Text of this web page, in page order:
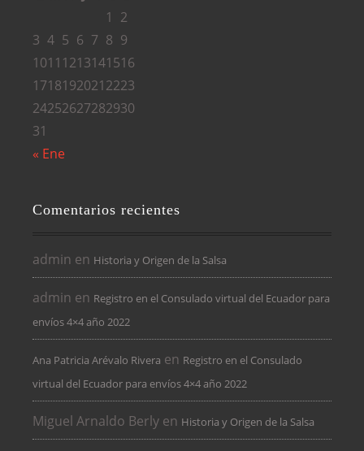
1 2
3 4 5 6 7 8 9
1011 1213141516
17181920212223
24252627282930
31
« Ene
Comentarios recientes
admin en Historia y Origen de la Salsa
admin en Registro en el Consulado virtual del Ecuador para
envíos 4×4 año 2022
Ana Patricia Arévalo Rivera en Registro en el Consulado
virtual del Ecuador para envíos 4×4 año 2022
Miguel Arnaldo Berly en Historia y Origen de la Salsa